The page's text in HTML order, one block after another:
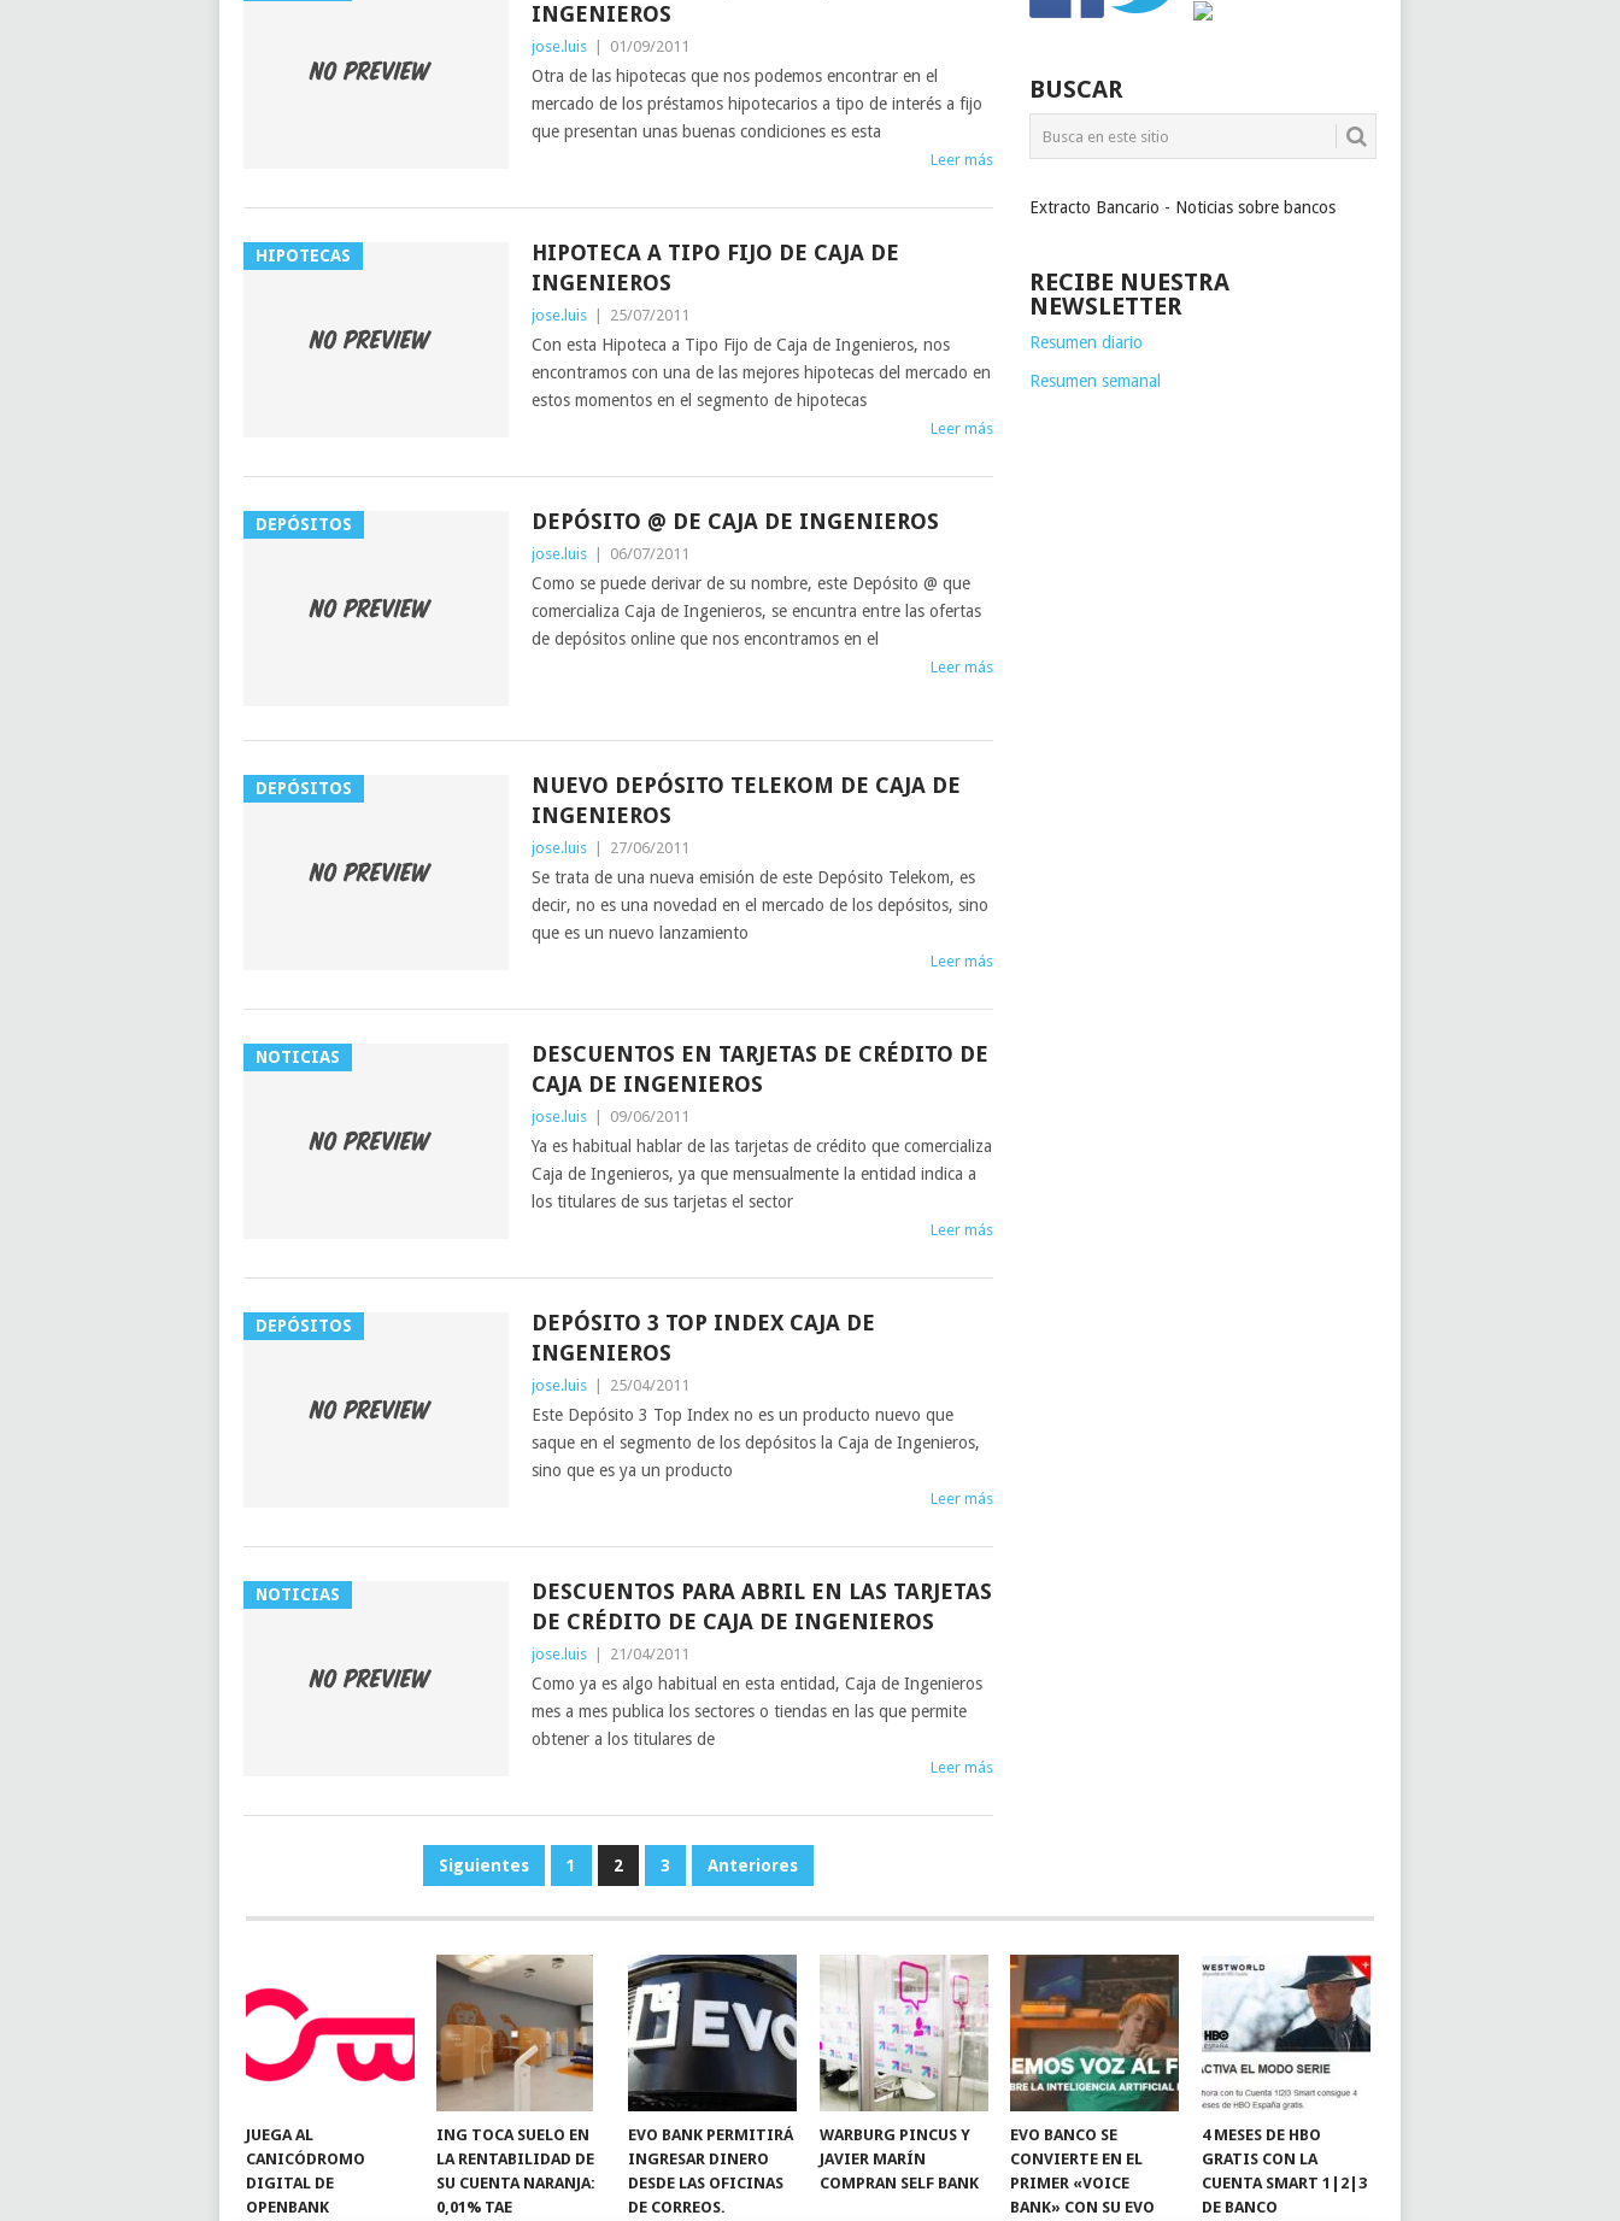
INGENIEROS
jose.luis 01/09/2011
Otra de las hipotecas que nos podemos encontrar en el
mercado de los préstamos hipotecarios a tipo de interés a fijo
que presentan unas buenas condiciones es esta
Leer más
HIPOTECAS
HIPOTECA A TIPO FIJO DE CAJA DE
INGENIEROS
jose.luis 25/07/2011
Con esta Hipoteca a Tipo Fijo de Caja de Ingenieros, nos
encontramos con una de las mejores hipotecas del mercado en
estos momentos en el segmento de hipotecas
Leer más
DEPÓSITOS DEPÓSITO @ DE CAJA DE INGENIEROS
jose.luis 06/07/2011
Como se puede derivar de su nombre, este Depósito @ que
comercializa Caja de Ingenieros, se encuntra entre las ofertas
de depósitos online que nos encontramos en el
Leer más
DEPÓSITOS
NUEVO DEPÓSITO TELEKOM DE CAJA DE
INGENIEROS
jose.luis 27/06/2011
Se trata de una nueva emisión de este Depósito Telekom, es
decir, no es una novedad en el mercado de los depósitos, sino
que es un nuevo lanzamiento
Leer más
NOTICIAS
DESCUENTOS EN TARJETAS DE CRÉDITO DE
CAJA DE INGENIEROS
jose.luis 09/06/2011
Ya es habitual hablar de las tarjetas de crédito que comercializa
Caja de Ingenieros, ya que mensualmente la entidad indica a
los titulares de sus tarjetas el sector
Leer más
DEPÓSITOS
DEPÓSITO 3 TOP INDEX CAJA DE
INGENIEROS
jose.luis 25/04/2011
Este Depósito 3 Top Index no es un producto nuevo que
saque en el segmento de los depósitos la Caja de Ingenieros,
sino que es ya un producto
Leer más
NOTICIAS
DESCUENTOS PARA ABRIL EN LAS TARJETAS
DE CRÉDITO DE CAJA DE INGENIEROS
jose.luis 21/04/2011
Como ya es algo habitual en esta entidad, Caja de Ingenieros
mes a mes publica los sectores o tiendas en las que permite
obtener a los titulares de
Leer más
Siguientes 1 2 3 Anteriores
BUSCAR
Extracto Bancario - Noticias sobre bancos
RECIBE NUESTRA
NEWSLETTER
Resumen diario
Resumen semanal
JUEGA AL
CANICÓDROMO
DIGITAL DE
OPENBANK
ING TOCA SUELO EN
LA RENTABILIDAD DE
SU CUENTA NARANJA:
0,01% TAE
EVO BANK PERMITIRÁ
INGRESAR DINERO
DESDE LAS OFICINAS
DE CORREOS.
WARBURG PINCUS Y
JAVIER MARÍN
COMPRAN SELF BANK
EVO BANCO SE
CONVIERTE EN EL
PRIMER «VOICE
BANK» CON SU EVO
4 MESES DE HBO
GRATIS CON LA
CUENTA SMART 1|2|3
DE BANCO